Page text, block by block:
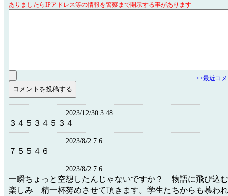
ありましたらIPアドレス等の情報を警察まで開示する事があります
>>最近コ
2023/12/30 3:48
３４５３４５３４
2023/8/2 7:6
７５５４６
2023/8/2 7:6
一瞬ちょっと空想したんじゃないですか？ 物語に飛び込
楽しみ 精一杯努めさせて頂きます。学生たちからも慕わ